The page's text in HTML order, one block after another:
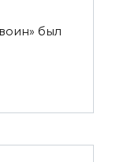
был